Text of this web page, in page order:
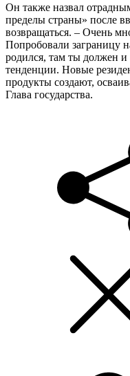
Он также назвал
пределы страны» после
возвращаться. – Очень
Попробовали заграницу
родился, там ты должен
тенденции. Новые
продукты создают,
Глава государства.